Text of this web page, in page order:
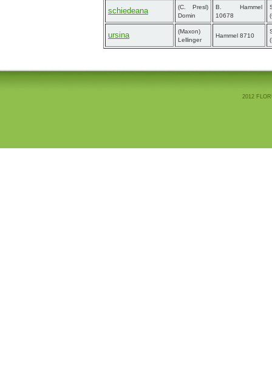
schiedeana
(C. Presl)
Domin
B. Hammel
10678
ursina
(Maxon)
Lellinger
Hammel 8710
2012